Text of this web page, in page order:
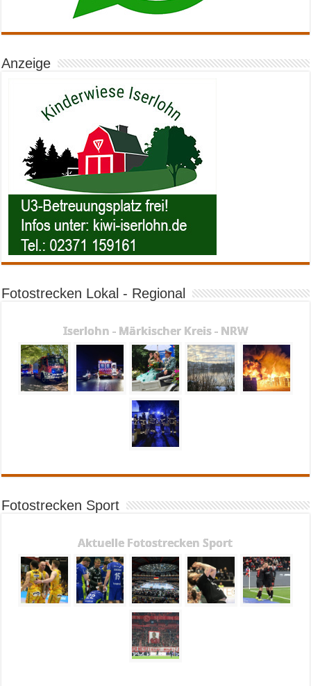
Anzeige
Fotostrecken Lokal - Regional
Iserlohn - Märkischer Kreis - NRW
Fotostrecken Sport
Aktuelle Fotostrecken Sport